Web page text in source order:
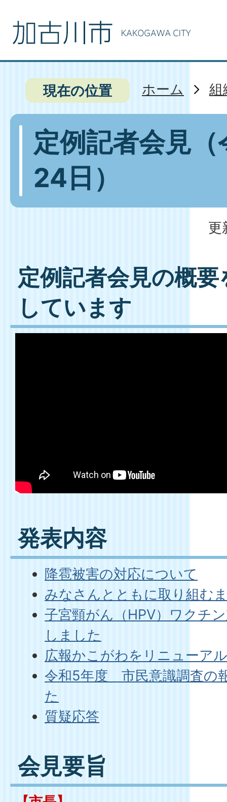
現在の位置 ホーム 組
定例記者会見
24日）
更
定例記者会見の概
しています
発表内容
降雹被害の対応について
みなさんとともに取り組む
子宮頸がん（HPV）ワクチ
しました
広報かこがわをリニューア
令和5年度 市民意識調査の
た
質疑応答
会見要旨